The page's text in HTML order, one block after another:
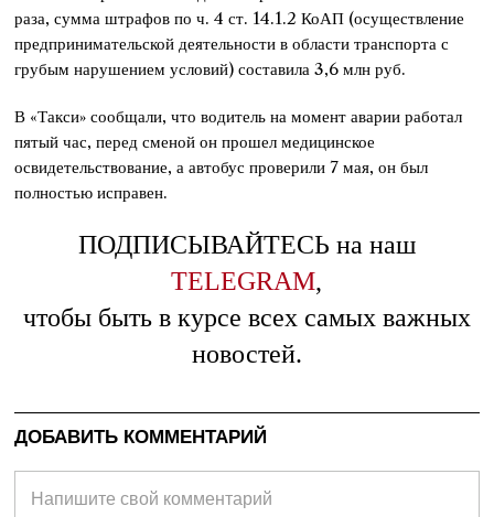
раза, сумма штрафов по ч. 4 ст. 14.1.2 КоАП (осуществление
предпринимательской деятельности в области транспорта с
грубым нарушением условий) составила 3,6 млн руб.
В «Такси» сообщали, что водитель на момент аварии работал
пятый час, перед сменой он прошел медицинское
освидетельствование, а автобус проверили 7 мая, он был
полностью исправен.
ПОДПИСЫВАЙТЕСЬ на наш
TELEGRAM,
чтобы быть в курсе всех самых важных
новостей.
ДОБАВИТЬ КОММЕНТАРИЙ